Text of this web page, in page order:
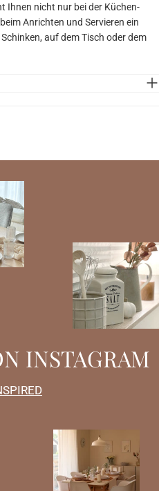
Ihnen nicht nur bei der Küchen-
Anrichten und Servieren ein
auf dem Tisch oder dem
INSTAGRAM